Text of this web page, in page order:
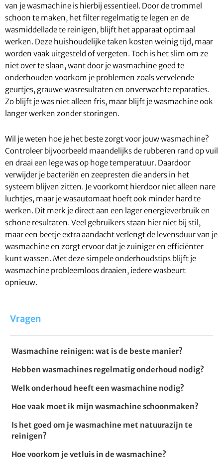
van je wasmachine is hierbij essentieel. Door de trommel
schoon te maken, het filter regelmatig te legen en de
wasmiddellade te reinigen, blijft het apparaat optimaal
werken. Deze huishoudelijke taken kosten weinig tijd, maar
worden vaak uitgesteld of vergeten. Toch is het slim om ze
niet over te slaan, want door je wasmachine goed te
onderhouden voorkom je problemen zoals vervelende
geurtjes, grauwe wasresultaten en onverwachte reparaties.
Zo blijft je was niet alleen fris, maar blijft je wasmachine ook
langer werken zonder storingen.
Wil je weten hoe je het beste zorgt voor jouw wasmachine?
Controleer bijvoorbeeld maandelijks de rubberen rand op vuil
en draai een lege was op hoge temperatuur. Daardoor
verwijder je bacteriën en zeepresten die anders in het
systeem blijven zitten. Je voorkomt hierdoor niet alleen nare
luchtjes, maar je wasautomaat hoeft ook minder hard te
werken. Dit merk je direct aan een lager energieverbruik en
schone resultaten. Veel gebruikers staan hier niet bij stil,
maar een beetje extra aandacht verlengt de levensduur van je
wasmachine en zorgt ervoor dat je zuiniger en efficiënter
kunt wassen. Met deze simpele onderhoudstips blijft je
wasmachine probleemloos draaien, iedere wasbeurt
opnieuw.
Vragen
Wasmachine reinigen: wat is de beste manier?
Hebben wasmachines regelmatig onderhoud nodig?
Welk onderhoud heeft een wasmachine nodig?
Hoe vaak moet ik mijn wasmachine schoonmaken?
Is het goed om je wasmachine met natuurazijn te
reinigen?
Hoe voorkom je vetluis in de wasmachine?